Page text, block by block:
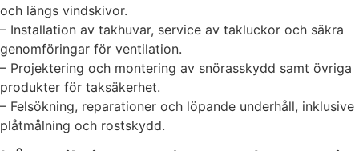
och längs vindskivor.
– Installation av takhuvar, service av takluckor och säkra
genomföringar för ventilation.
– Projektering och montering av snörasskydd samt övriga
produkter för taksäkerhet.
– Felsökning, reparationer och löpande underhåll, inklusive
plåtmålning och rostskydd.